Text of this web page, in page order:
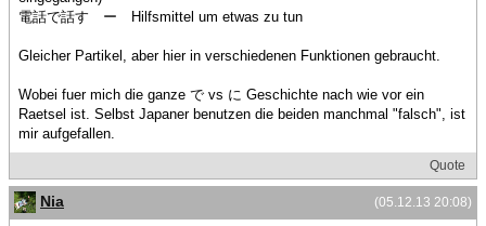
電話で話す ー Hilfsmittel um etwas zu tun
Gleicher Partikel, aber hier in verschiedenen Funktionen gebraucht.
Wobei fuer mich die ganze で vs に Geschichte nach wie vor ein
Raetsel ist. Selbst Japaner benutzen die beiden manchmal "falsch", ist
mir aufgefallen.
Quote
(05.12.13 20:08)
Nia